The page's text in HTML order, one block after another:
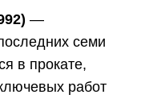
—
семи
в прокате,
работ